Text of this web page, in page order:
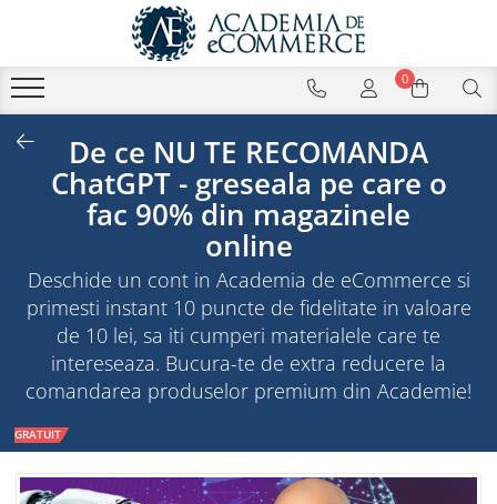
0
De ce NU TE RECOMANDA
ChatGPT - greseala pe care o
fac 90% din magazinele
online
Deschide un cont in Academia de eCommerce si
primesti instant 10 puncte de fidelitate in valoare
de 10 lei, sa iti cumperi materialele care te
intereseaza. Bucura-te de extra reducere la
comandarea produselor premium din Academie!
GRATUIT